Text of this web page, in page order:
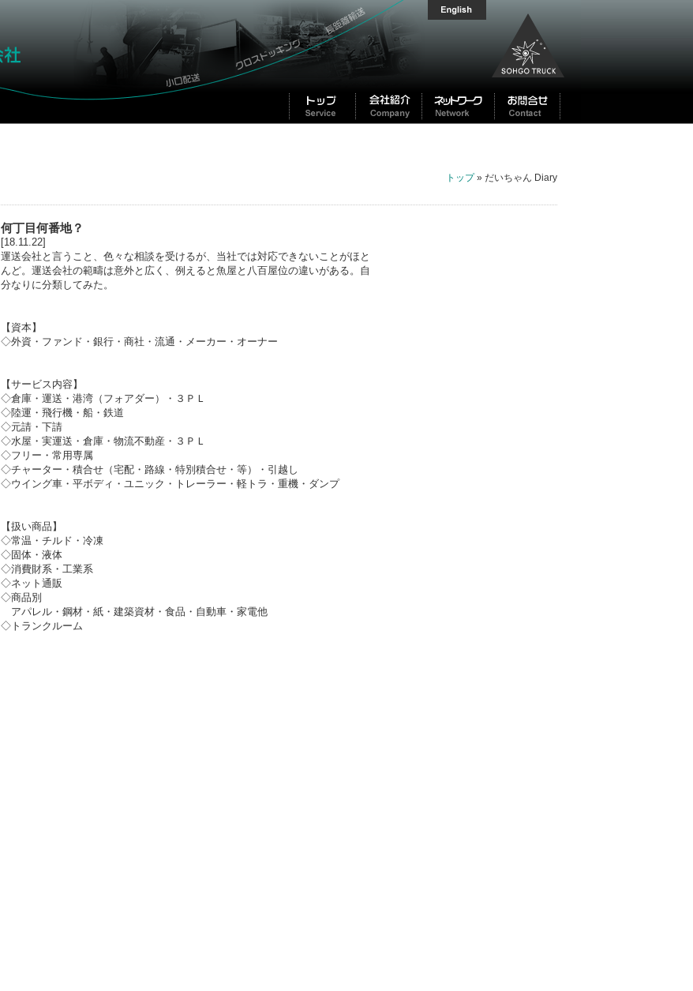
トップ» だいちゃん Diary
何丁目何番地？
[18.11.22]
運送会社と言うこと、色々な相談を受けるが、当社では対応できないことがほと
んど。運送会社の範疇は意外と広く、例えると魚屋と八百屋位の違いがある。自
分なりに分類してみた。
【資本】
◇外資・ファンド・銀行・商社・流通・メーカー・オーナー
【サービス内容】
◇倉庫・運送・港湾（フォアダー）・３ＰＬ
◇陸運・飛行機・船・鉄道
◇元請・下請
◇水屋・実運送・倉庫・物流不動産・３ＰＬ
◇フリー・常用専属
◇チャーター・積合せ（宅配・路線・特別積合せ・等）・引越し
◇ウイング車・平ボディ・ユニック・トレーラー・軽トラ・重機・ダンプ
【扱い商品】
◇常温・チルド・冷凍
◇固体・液体
◇消費財系・工業系
◇ネット通販
◇商品別
アパレル・鋼材・紙・建築資材・食品・自動車・家電他
◇トランクルーム